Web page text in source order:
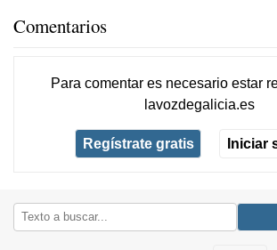
Comentarios
Para comentar es necesario estar
lavozdegalicia.es
Regístrate gratis Iniciar